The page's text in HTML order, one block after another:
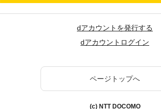
dアカウントを発行する
dアカウントログイン
ページトップへ
(c) NTT DOCOMO